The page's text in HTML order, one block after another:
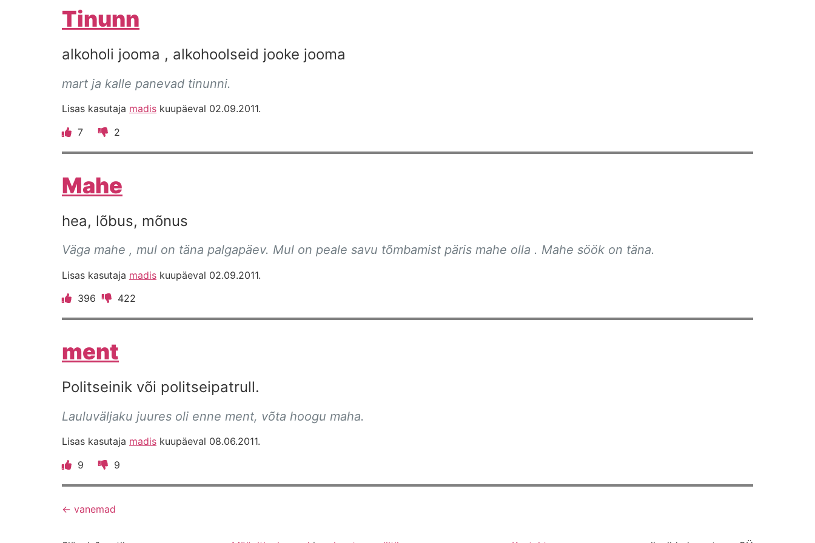
Tinunn
alkoholi jooma , alkohoolseid jooke jooma
mart ja kalle panevad tinunni.
Lisas kasutaja madis kuupäeval 02.09.2011.
7
2
Mahe
hea, lõbus, mõnus
Väga mahe , mul on täna palgapäev. Mul on peale savu tõmbamist päris mahe olla . Mahe söök on täna.
Lisas kasutaja madis kuupäeval 02.09.2011.
396
422
ment
Politseinik või politseipatrull.
Lauluväljaku juures oli enne ment, võta hoogu maha.
Lisas kasutaja madis kuupäeval 08.06.2011.
9
9
← vanemad